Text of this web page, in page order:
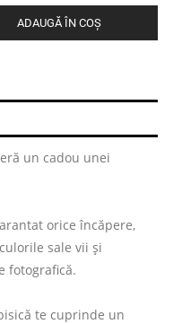
ADAUGĂ ÎN COȘ
un cadou unei
orice încăpere,
sale vii și
fotografică.
te cuprinde un